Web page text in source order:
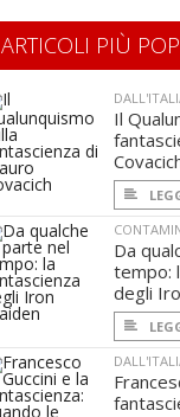
ARTICOLI PIÙ
Il
Da
tempo:
degli